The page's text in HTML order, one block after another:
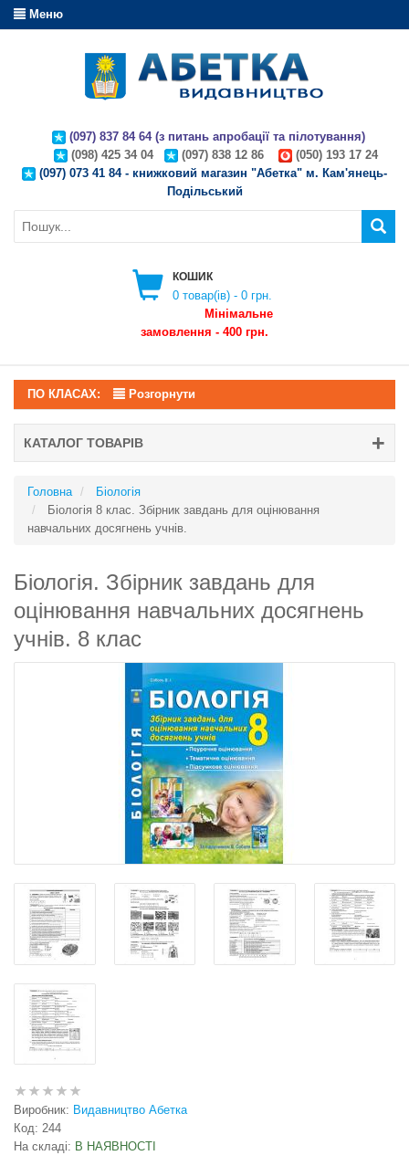
Меню
(097) 837 84 64 (з питань апробації та пілотування)
(098) 425 34 04
(097) 838 12 86
(050) 193 17 24
(097) 073 41 84 - книжковий магазин "Абетка" м. Кам'янець-
Подільський
КОШИК
0товар(ів) - 0 грн.
Мінімальне
замовлення - 400 грн.
ПО КЛАСАХ: Розгорнути
КАТАЛОГ ТОВАРІВ
Головна
Біологія
Біологія 8 клас. Збірник завдань для оцінювання
навчальних досягнень учнів.
Біологія. Збірник завдань для
оцінювання навчальних досягнень
учнів. 8 клас
Виробник: Видавництво Абетка
Код: 244
На складі: В НАЯВНОСТІ